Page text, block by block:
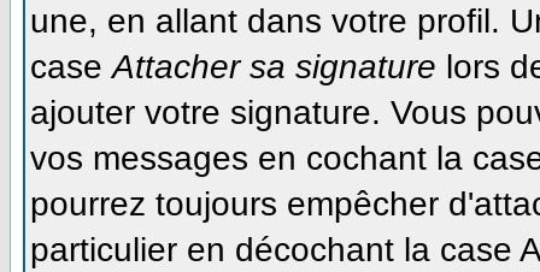
une, en allant dans votre profil.
caseAttacher sa signature lors
ajouter votre signature. Vous
vos messages en cochant la
pourrez toujours empêcher
particulier en décochant la case